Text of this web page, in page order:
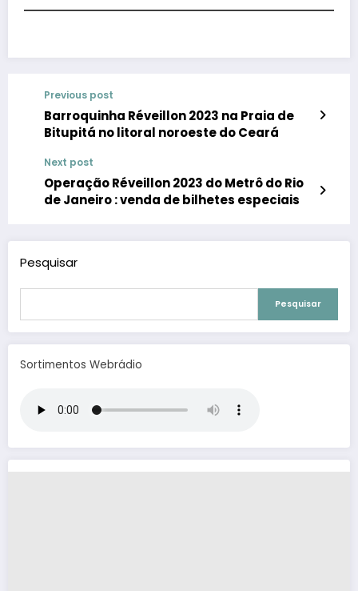
Previous post
Barroquinha Réveillon 2023 na Praia de
Bitupitá no litoral noroeste do Ceará
Next post
Operação Réveillon 2023 do Metrô do Rio
de Janeiro : venda de bilhetes especiais
Pesquisar
Pesquisar
Sortimentos Webrádio